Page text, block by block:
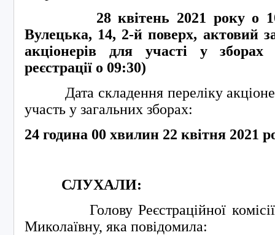
28квітень 2021 року о
Вулецька, 14, 2-й поверх, актовий
акціонерів для участі у
реєстрації о 09:30)
Дата складення переліку
участь у загальних зборах:
24 година 00 хвилин 22 квітня 2021
СЛУХАЛИ:
Голову Реєстраційної комісії
Миколаївну, яка повідомила: